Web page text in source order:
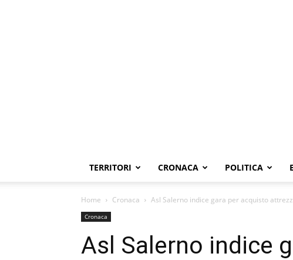
TERRITORI CRONACA POLITICA
Home Cronaca Asl Salerno indice gara per acquisto
Cronaca
Asl Salerno indice